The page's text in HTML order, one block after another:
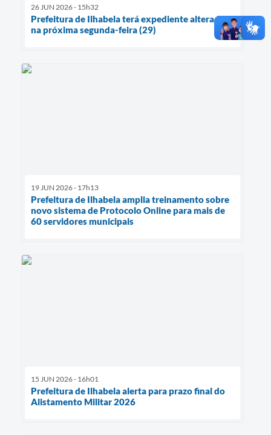
26 JUN 2026 - 15h32
Prefeitura de Ilhabela terá expediente alterado
na próxima segunda-feira (29)
19 JUN 2026 - 17h13
Prefeitura de Ilhabela amplia treinamento sobre
novo sistema de Protocolo Online para mais de
60 servidores municipais
15 JUN 2026 - 16h01
Prefeitura de Ilhabela alerta para prazo final do
Alistamento Militar 2026